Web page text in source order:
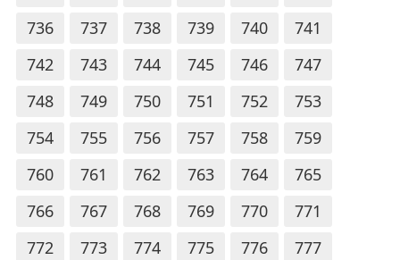
736
737 738 739 740
741
742
743 744 745 746
747
748
749 750 751 752
753
754
755 756 757 758
759
760
761 762 763 764
765
766
767 768 769 770
771
772
773 774 775 776
777